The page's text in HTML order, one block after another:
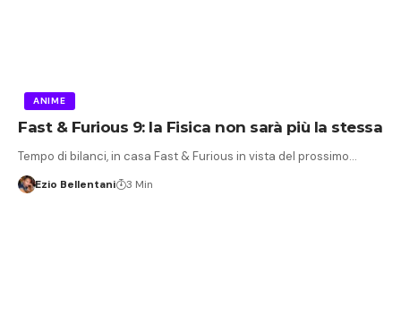
ANIME
Fast & Furious 9: la Fisica non sarà più la stessa
Tempo di bilanci, in casa Fast & Furious in vista del prossimo…
Ezio Bellentani 3 Min